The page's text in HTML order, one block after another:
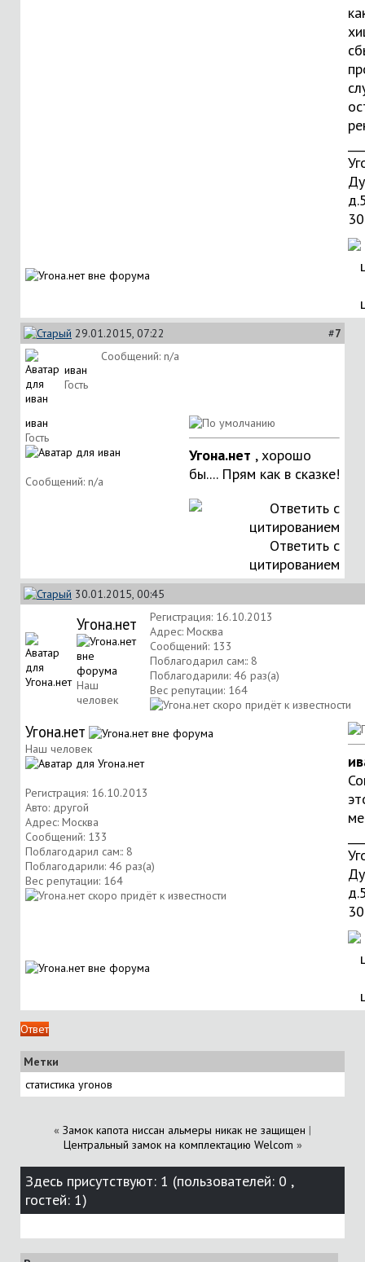
29.01.2015, 07:22 #7
иван
Гость
Сообщений: n/a
иван
Гость
Сообщений: n/a
Угона.нет , хорошо
бы.... Прям как в сказке!
Ответить с
цитированием
30.01.2015, 00:45
Угона.нет
Наш
человек
Регистрация: 16.10.2013
Адрес: Москва
Сообщений: 133
Поблагодарил сам:: 8
Поблагодарили: 46 раз(а)
Вес репутации: 164
Угона.нет
Наш человек
Регистрация: 16.10.2013
Авто: другой
Адрес: Москва
Сообщений: 133
Поблагодарил сам:: 8
Поблагодарили: 46 раз(а)
Вес репутации: 164
Ответ
Метки
статистика угонов
« Замок капота ниссан альмеры никак не защищен |
Центральный замок на комплектацию Welcom »
Здесь присутствуют: 1 (пользователей: 0 ,
гостей: 1)